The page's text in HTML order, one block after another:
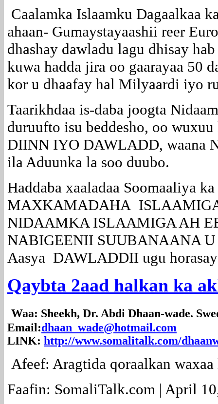
Caalamka Islaamku Dagaalkaa
ahaan- Gumaystayaashii reer
dhashay dawladu lagu dhisay
kuwa hadda jira oo gaarayaa 50
kor u dhaafay hal Milyaardi iyo
Taarikhdaa is-daba joogta
duruufto isu beddesho, oo
DIINN IYO DAWLADD, waana
ila Aduunka la soo duubo.
Haddaba xaaladaa Soomaaliya
MAXKAMADAHA
NIDAAMKA ISLAAMIGA AH
NABIGEENII SUUBANAANA
Aasya DAWLADDII ugu
Qaybta 2aad halkan ka
Waa: Sheekh, Dr. Abdi Dhaan-wade.
Email:dhaan_wade@hotmail.com
LINK: http://www.somalitalk.com/
Afeef: Aragtida qoraalkan
Faafin: SomaliTalk.com | April